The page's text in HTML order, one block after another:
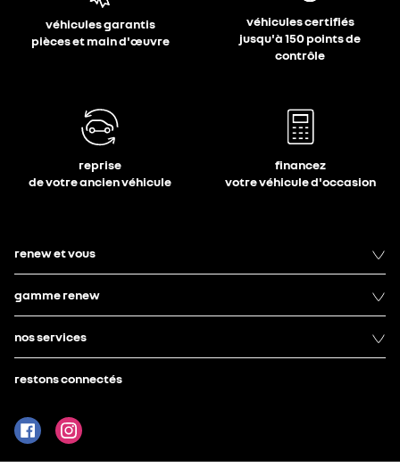
véhicules garantis
pièces et main d'œuvre
véhicules certifiés
jusqu'à 150 points de
contrôle
reprise
de votre ancien véhicule
financez
votre véhicule d'occasion
renew et vous
gamme renew
nos services
restons connectés